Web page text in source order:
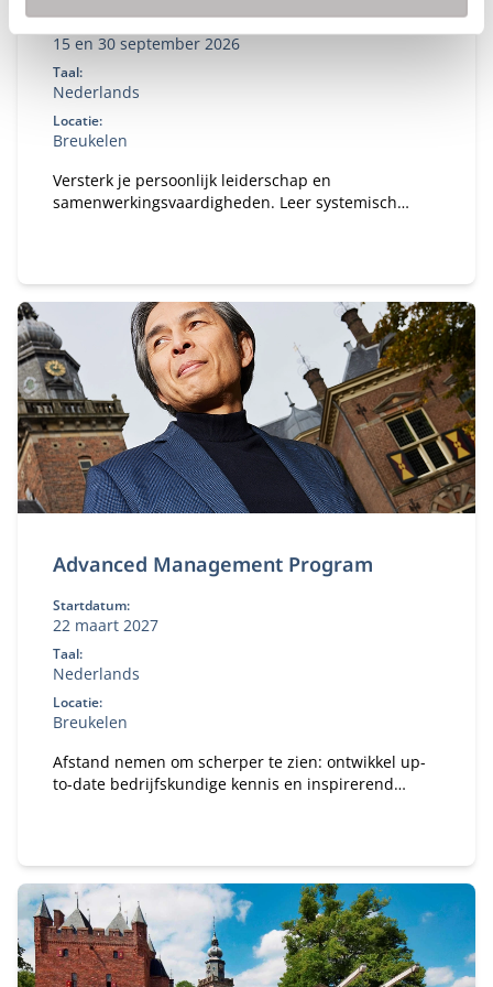
Startdatum:
15 en 30 september 2026
Taal:
Nederlands
Locatie:
Breukelen
Versterk je persoonlijk leiderschap en
samenwerkingsvaardigheden. Leer systemisch
Advanced Management Program
Startdatum:
22 maart 2027
Taal:
Nederlands
Locatie:
Breukelen
Afstand nemen om scherper te zien: ontwikkel up-
to-date bedrijfskundige kennis en inspirerend